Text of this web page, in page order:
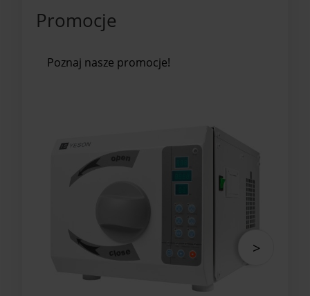
Promocje
Poznaj nasze promocje!